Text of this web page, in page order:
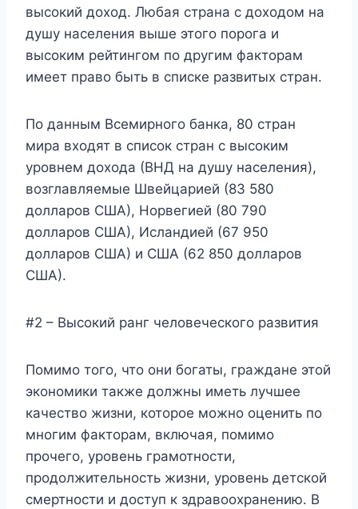
высокий доход. Любая страна с доходом на
душу населения выше этого порога и
высоким рейтингом по другим факторам
имеет право быть в списке развитых стран.
По данным Всемирного банка, 80 стран
мира входят в список стран с высоким
уровнем дохода (ВНД на душу населения),
возглавляемые Швейцарией (83 580
долларов США), Норвегией (80 790
долларов США), Исландией (67 950
долларов США) и США (62 850 долларов
США).
#2 – Высокий ранг человеческого развития
Помимо того, что они богаты, граждане этой
экономики также должны иметь лучшее
качество жизни, которое можно оценить по
многим факторам, включая, помимо
прочего, уровень грамотности,
продолжительность жизни, уровень детской
смертности и доступ к здравоохранению. В